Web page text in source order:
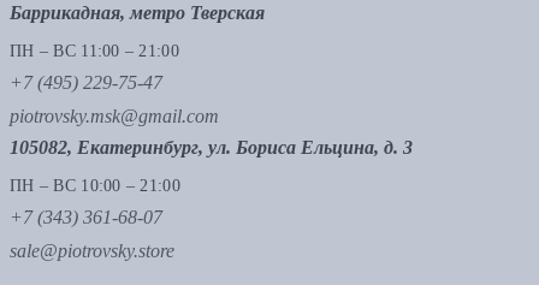
Баррикадная, метро Тверская
ПН – ВС 11:00 – 21:00
+7 (495) 229-75-47
piotrovsky.msk@gmail.com
105082, Екатеринбург, ул. Бориса Ельцина, д. 3
ПН – ВС 10:00 – 21:00
+7 (343) 361-68-07
sale@piotrovsky.store